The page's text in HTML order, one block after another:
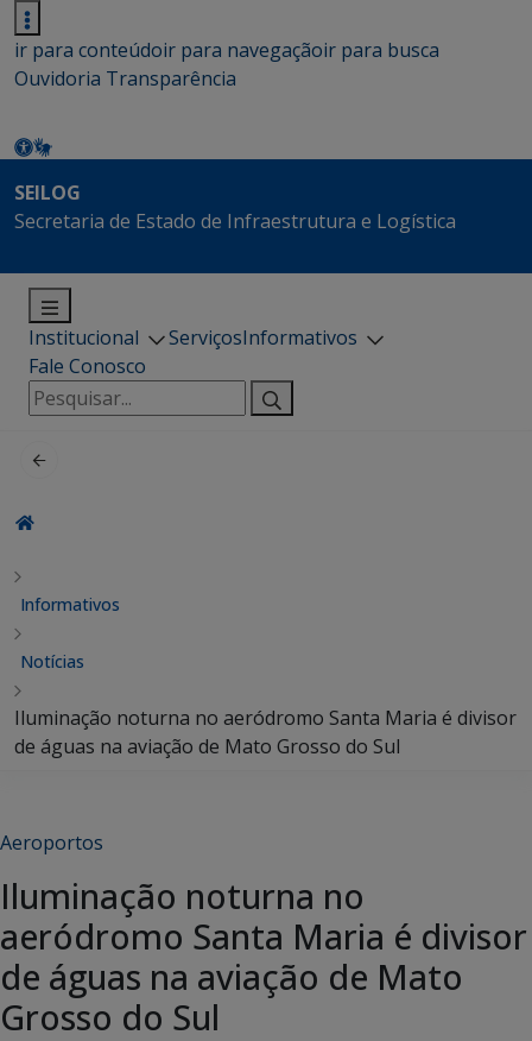
ir para conteúdoir para navegaçãoir para busca
Ouvidoria Transparência
SEILOG
Secretaria de Estado de Infraestrutura e Logística
Institucional ServiçosInformativos
Fale Conosco
Pesquisar
por:
Informativos
Notícias
Iluminação noturna no aeródromo Santa Maria é divisor
de águas na aviação de Mato Grosso do Sul
Aeroportos
Iluminação noturna no
aeródromo Santa Maria é divisor
de águas na aviação de Mato
Grosso do Sul